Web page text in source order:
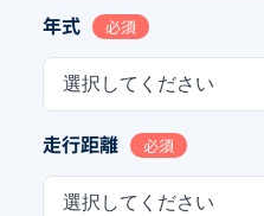
年式 必須
選択してください
走行距離 必須
選択してください